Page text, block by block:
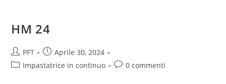
HM 24
PFT
Aprile 30, 2024
Impastatrice in continuo
0 commenti